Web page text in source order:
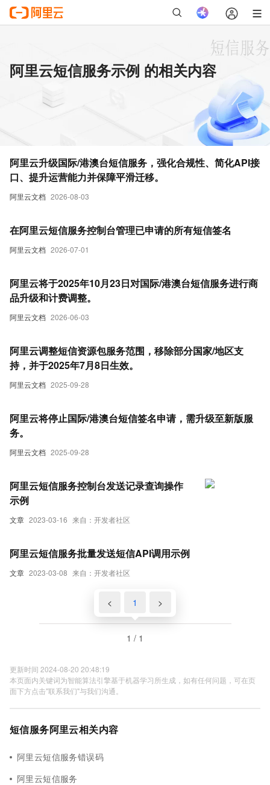
阿里云短信服务示例 的相关内容
阿里云文档 2026-08-03
阿里云升级国际/港澳台短信服务，强化合规性、简化API接
口、提升运营能力并保障平滑迁移。
阿里云文档 2026-07-01
在阿里云短信服务控制台管理已申请的所有短信签名
阿里云文档 2026-06-03
阿里云将于2025年10月23日对国际/港澳台短信服务进行商
品升级和计费调整。
阿里云文档 2025-09-28
阿里云调整短信资源包服务范围，移除部分国家/地区支
持，并于2025年7月8日生效。
阿里云文档 2025-09-28
阿里云将停止国际/港澳台短信签名申请，需升级至新版服
务。
文章 2023-03-16 来自：开发者社区
阿里云短信服务控制台发送记录查询操作
示例
文章 2023-03-08 来自：开发者社区
阿里云短信服务批量发送短信API调用示例
< 1 >
1 / 1
更新时间 2024-08-20 20:48:19
本页面内关键词为智能算法引擎基于机器学习所生成，如有任何问题，可在页
面下方点击"联系我们"与我们沟通。
短信服务阿里云相关内容
阿里云短信服务错误码
阿里云短信服务